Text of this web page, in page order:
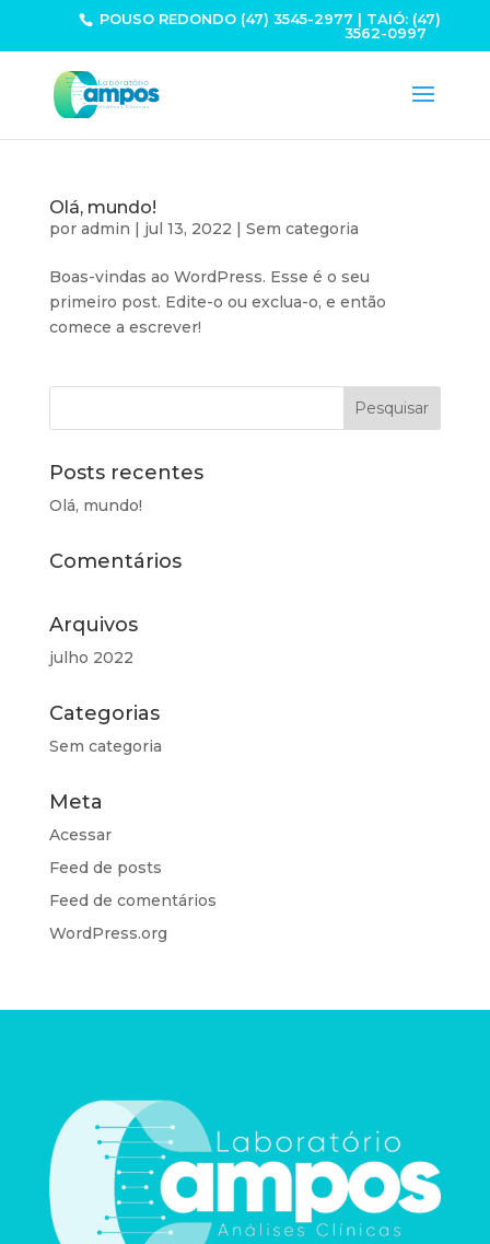
POUSO REDONDO (47) 3545-2977 | TAIÓ: (47)
3562-0997
Olá, mundo!
por admin | jul 13, 2022 | Sem categoria
Boas-vindas ao WordPress. Esse é o seu
primeiro post. Edite-o ou exclua-o, e então
comece a escrever!
Posts recentes
Olá, mundo!
Comentários
Arquivos
julho 2022
Categorias
Sem categoria
Meta
Acessar
Feed de posts
Feed de comentários
WordPress.org